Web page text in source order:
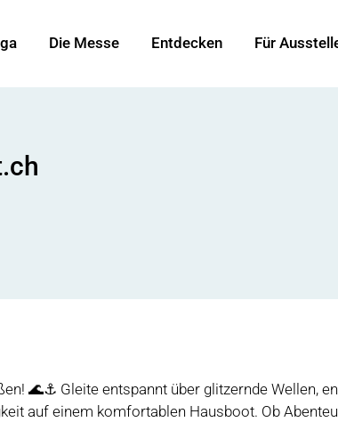
Die Messe Entdecken Für
🌊⚓ Gleite entspannt über glitzernde Wellen,
auf einem komfortablen Hausboot. Ob